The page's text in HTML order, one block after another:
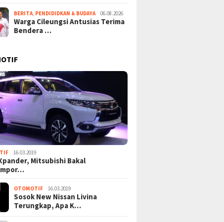
BERITA, PENDIDIDKAN & BUDAYA 06.08.2026
Warga Cileungsi Antusias Terima
Bendera …
16.03.2019
Mitsubishi Bakal
OTOMOTIF 16.03.2019
Sosok New Nissan Livina
Terungkap, Apa K…